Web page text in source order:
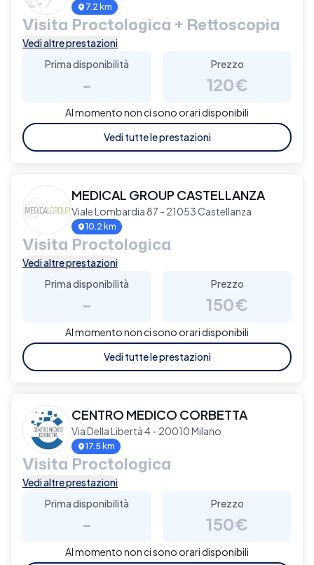
7.2 km
Visita Proctologica + Rettoscopia
Vedi altre prestazioni
Prima disponibilità
-
Prezzo
120€
Al momento non ci sono orari disponibili
Vedi tutte le prestazioni
MEDICAL GROUP CASTELLANZA
Viale Lombardia 87 - 21053 Castellanza
10.2 km
Visita Proctologica
Vedi altre prestazioni
Prima disponibilità
-
Prezzo
150€
Al momento non ci sono orari disponibili
Vedi tutte le prestazioni
CENTRO MEDICO CORBETTA
Via Della Libertà 4 - 20010 Milano
17.5 km
Visita Proctologica
Vedi altre prestazioni
Prima disponibilità
-
Prezzo
150€
Al momento non ci sono orari disponibili